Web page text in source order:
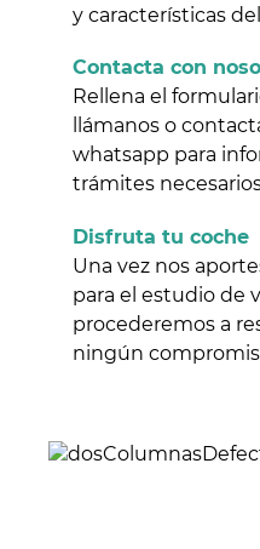
y características
Contacta con
Rellena el
llámanos o
whatsapp para
trámites
Disfruta tu coche
Una vez nos
para el estudio de
procederemos a
ningún